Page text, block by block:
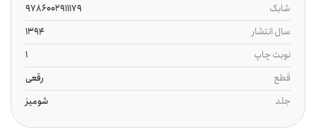
شابک
9786002911179
سال انتشار
1394
نوبت چاپ
1
قطع
رقعی
جلد
شومیز